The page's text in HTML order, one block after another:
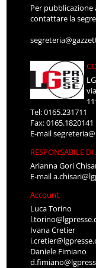
Per
contattare la
Tel: 0165.231711
Fax: 0165.1820141
E-mail
RESPONSABILE
Arianna Gori
E-mail
Account
Luca Torino
Ivana Cretier
Daniele Fimiano